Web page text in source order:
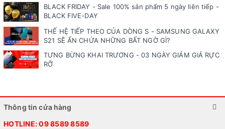
BLACK FRIDAY - Sale 100% sản phẩm 5 ngày liên tiếp -
BLACK FIVE-DAY
THẾ HỆ TIẾP THEO CỦA DÒNG S - SAMSUNG GALAXY
S21 SẼ ẨN CHỨA NHỮNG BẤT NGỜ GÌ?
TƯNG BỪNG KHAI TRƯƠNG - 03 NGÀY GIẢM GIÁ RỰC
RỠ
Thông tin cửa hàng
HOTLINE:09 8589 8589